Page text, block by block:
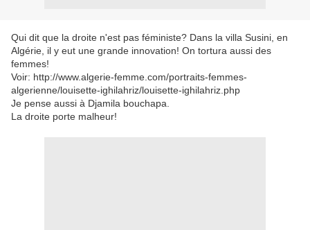
Qui dit que la droite n'est pas féministe? Dans la villa Susini, en
Algérie, il y eut une grande innovation! On tortura aussi des
femmes!
Voir: http://www.algerie-femme.com/portraits-femmes-
algerienne/louisette-ighilahriz/louisette-ighilahriz.php
Je pense aussi à Djamila bouchapa.
La droite porte malheur!